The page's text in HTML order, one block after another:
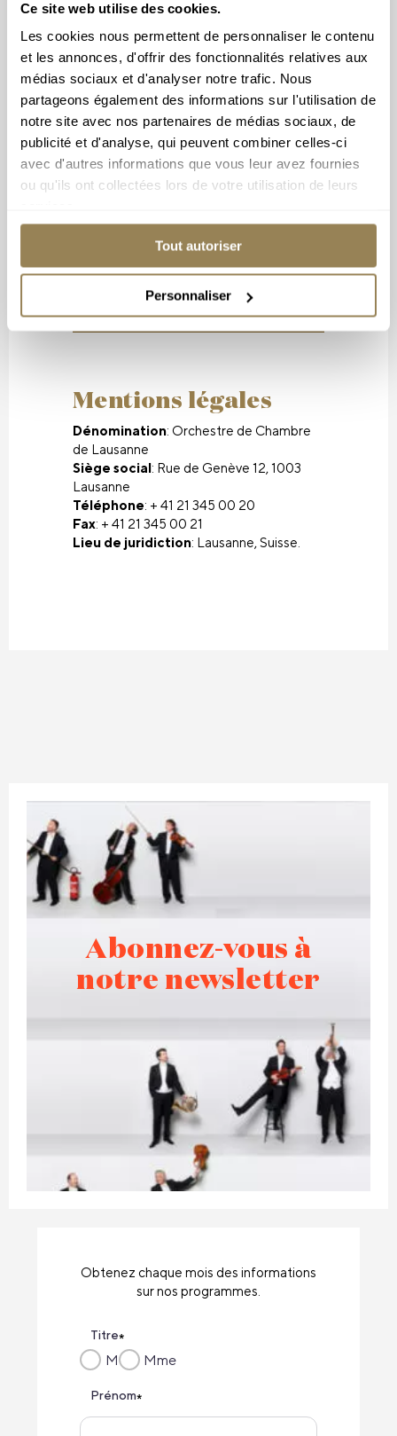
Ce site web utilise des cookies.
Les cookies nous permettent de personnaliser le contenu
et les annonces, d'offrir des fonctionnalités relatives aux
médias sociaux et d'analyser notre trafic. Nous
partageons également des informations sur l'utilisation de
notre site avec nos partenaires de médias sociaux, de
publicité et d'analyse, qui peuvent combiner celles-ci
avec d'autres informations que vous leur avez fournies
ou qu'ils ont collectées lors de votre utilisation de leurs
Tout autoriser
Personnaliser
Lausanne vous propose des enregistrements de
l’orchestre au format CD, des affiches ainsi que
des bons cadeaux du montant de votre choix.
Conditions
CONDITIONS GÉNÉRALES DE
VENTE
Mentions légales
Dénomination: Orchestre de Chambre
de Lausanne
Siège social: Rue de Genève 12, 1003
Lausanne
Téléphone: + 41 21 345 00 20
Fax: + 41 21 345 00 21
Lieu de juridiction: Lausanne, Suisse.
Abonnez-vous à
notre newsletter
Obtenez chaque mois des informations
sur nos programmes.
Titre*
M
Mme
Prénom*